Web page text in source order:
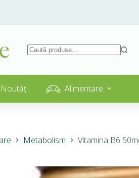
Noutăți Alimentare
Metabolism Vitamina B6